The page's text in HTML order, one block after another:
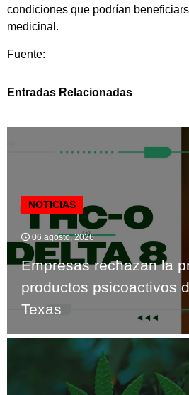
condiciones que podrían
medicinal.
Fuente:
Entradas Relacionadas
NOTICIAS
06 agosto, 2026
Empresas rechazan la
productos psicoactivos
Texas